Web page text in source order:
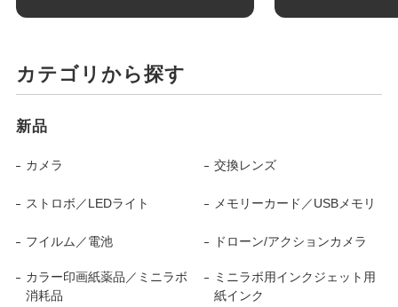
カテゴリから探す
新品
カメラ 交換レンズ
ストロボ／LEDライト メモリーカード／USBメモリ
フイルム／電池 ドローン/アクションカメラ
カラー印画紙薬品／ミニラボ
消耗品
ミニラボ用インクジェット用
紙インク